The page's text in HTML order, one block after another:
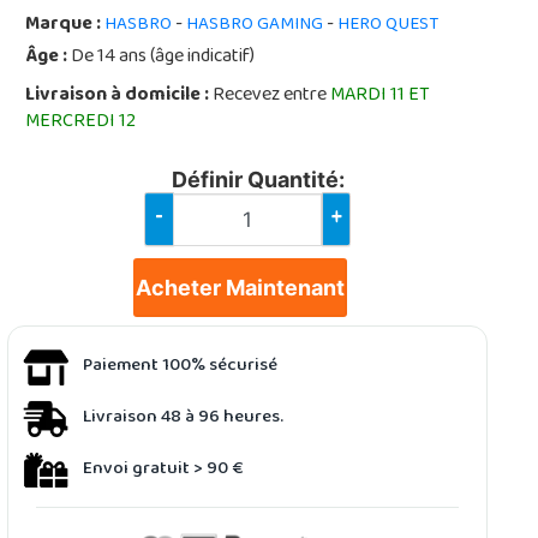
Marque :HASBRO-HASBRO GAMING-HERO QUEST
Âge :De 14 ans (âge indicatif)
Livraison à domicile :Recevez entreMARDI 11 ET
MERCREDI 12
Définir Quantité:
- +
Acheter Maintenant
Paiement 100% sécurisé
Livraison 48 à 96 heures.
Envoi gratuit > 90 €